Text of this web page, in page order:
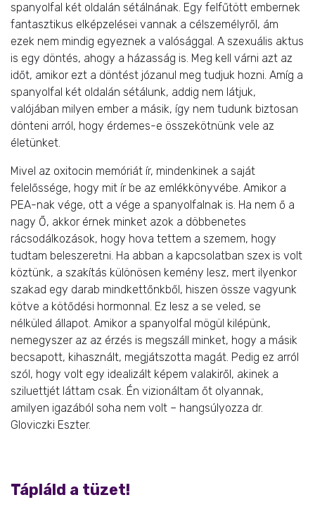
spanyolfal két oldalán sétálnának. Egy felfűtött embernek
fantasztikus elképzelései vannak a célszemélyről, ám
ezek nem mindig egyeznek a valósággal. A szexuális aktus
is egy döntés, ahogy a házasság is. Meg kell várni azt az
időt, amikor ezt a döntést józanul meg tudjuk hozni. Amíg a
spanyolfal két oldalán sétálunk, addig nem látjuk,
valójában milyen ember a másik, így nem tudunk biztosan
dönteni arról, hogy érdemes-e összekötnünk vele az
életünket.
Mivel az oxitocin memóriát ír, mindenkinek a saját
felelőssége, hogy mit ír be az emlékkönyvébe. Amikor a
PEA-nak vége, ott a vége a spanyolfalnak is. Ha nem ő a
nagy Ő, akkor érnek minket azok a döbbenetes
rácsodálkozások, hogy hova tettem a szemem, hogy
tudtam beleszeretni. Ha abban a kapcsolatban szex is volt
köztünk, a szakítás különösen kemény lesz, mert ilyenkor
szakad egy darab mindkettőnkből, hiszen össze vagyunk
kötve a kötődési hormonnal. Ez lesz a se veled, se
nélküled állapot. Amikor a spanyolfal mögül kilépünk,
nemegyszer az az érzés is megszáll minket, hogy a másik
becsapott, kihasznált, megjátszotta magát. Pedig ez arról
szól, hogy volt egy idealizált képem valakiről, akinek a
sziluettjét láttam csak. Én vizionáltam őt olyannak,
amilyen igazából soha nem volt – hangsúlyozza dr.
Gloviczki Eszter.
Tápláld a tüzet!